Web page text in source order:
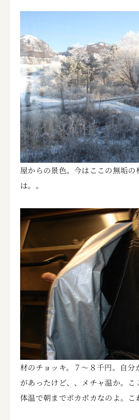
屋からの景色。今はここの無垢
は。。
材のチョッキ。７～８千円。自
があったけど、、メチャ温か。
体温で朝までポカポカなのよ。こ